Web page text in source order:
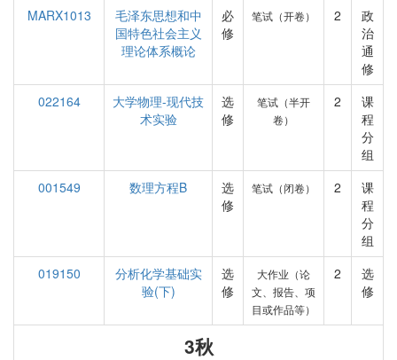
MARX1013
毛泽东思想和中
国特色社会主义
理论体系概论
必
修
笔试（开卷） 2
政
治
通
修
022164
大学物理-现代技
术实验
选
修
笔试（半开
卷）
2
课
程
分
组
001549
数理方程B
选
修
笔试（闭卷） 2
课
程
分
组
019150
分析化学基础实
验(下)
选
修
大作业（论
文、报告、项
目或作品等）
2
选
修
3秋